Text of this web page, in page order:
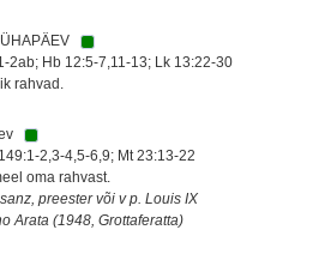
2ab; Hb 12:5-7,11-13; Lk 13:22-30
rahvad.
2,3-4,5-6,9; Mt 23:13-22
oma rahvast.
preester või v p. Louis IX
Arata (1948, Grottaferatta)